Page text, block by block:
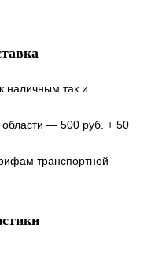
наличным так и
области — 500 руб. + 50
транспортной